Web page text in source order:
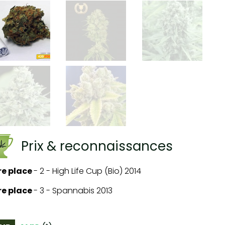
Prix & reconnaissances
place- 2 - High Life Cup (Bio) 2014
place- 3 - Spannabis 2013